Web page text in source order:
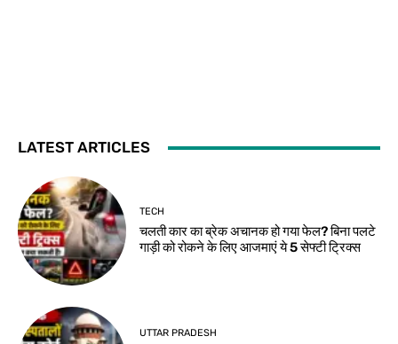
LATEST ARTICLES
TECH
चलती कार का ब्रेक अचानक हो गया फेल? बिना पलटे
गाड़ी को रोकने के लिए आजमाएं ये 5 सेफ्टी ट्रिक्स
UTTAR PRADESH